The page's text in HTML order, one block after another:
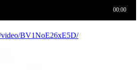
BV1NoE26xE5D/